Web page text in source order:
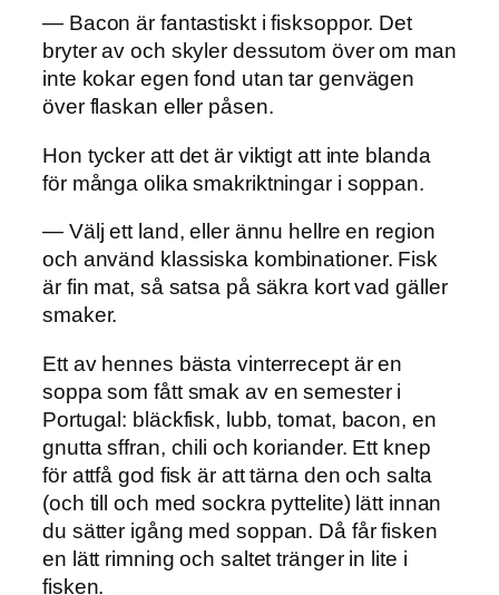
— Bacon är fantastiskt i fisksoppor. Det
bryter av och skyler dessutom över om man
inte kokar egen fond utan tar genvägen
över flaskan eller påsen.
Hon tycker att det är viktigt att inte blanda
för många olika smakriktningar i soppan.
— Välj ett land, eller ännu hellre en region
och använd klassiska kombinationer. Fisk
är fin mat, så satsa på säkra kort vad gäller
smaker.
Ett av hennes bästa vinterrecept är en
soppa som fått smak av en semester i
Portugal: bläckfisk, lubb, tomat, bacon, en
gnutta sffran, chili och koriander. Ett knep
för attfå god fisk är att tärna den och salta
(och till och med sockra pyttelite) lätt innan
du sätter igång med soppan. Då får fisken
en lätt rimning och saltet tränger in lite i
fisken.